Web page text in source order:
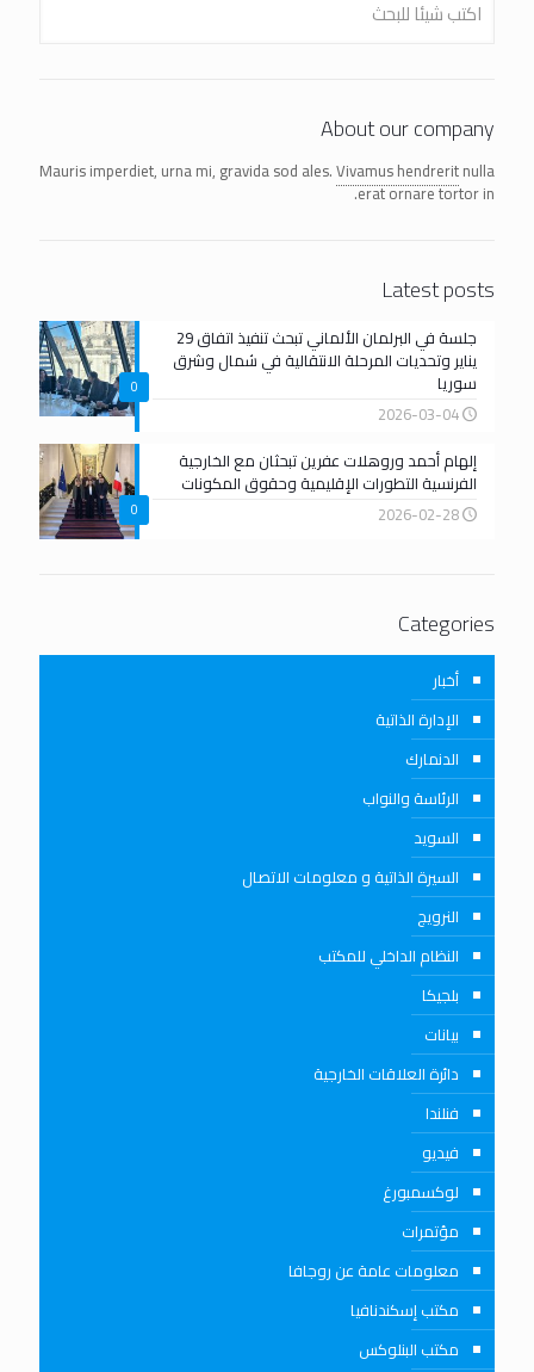
About our company
Mauris imperdiet, urna mi, gravida sod ales.Vivamus hendreritnulla
erat ornare tortor in.
Latest posts
0
جلسة في البرلمان الألماني تبحث تنفيذ اتفاق 29
يناير وتحديات المرحلة الانتقالية في شمال وشرق
سوريا
2026-03-04
0
إلهام أحمد وروهلات عفرين تبحثان مع الخارجية
الفرنسية التطورات الإقليمية وحقوق المكونات
2026-02-28
Categories
أخبار
الإدارة الذاتية
الدنمارك
الرئاسة والنواب
السويد
السيرة الذاتية و معلومات الاتصال
النرويج
النظام الداخلي للمكتب
بلجيكا
بيانات
دائرة العلاقات الخارجية
فنلندا
فيديو
لوكسمبورغ
مؤتمرات
معلومات عامة عن روجافا
مكتب إسكندنافيا
مكتب البنلوكس